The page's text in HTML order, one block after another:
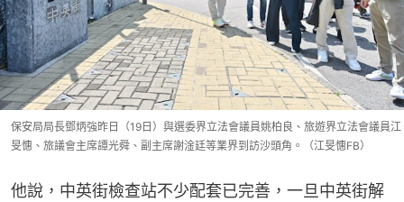
保安局局長鄧炳強昨日（19日）與選委界立法會議員姚柏良、旅遊界立法會議員江
旻憓、旅議會主席譚光舜、副主席謝淦廷等業界到訪沙頭角。（江旻憓FB）
他說，中英街檢查站不少配套已完善，一旦中英街解